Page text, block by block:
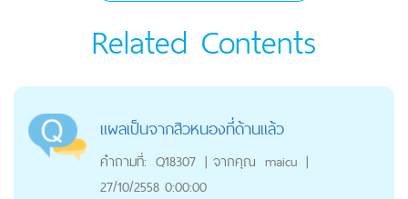
Related Contents
แผลเป็นจากสิวหนองที่ด้านแล้ว
คำถามที่: Q18307 | จากคุณ maicu |
27/10/2558 0:00:00